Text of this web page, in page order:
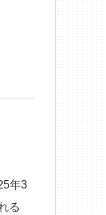
年3
る